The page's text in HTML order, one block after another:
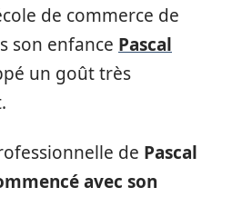
de commerce de
son enfance Pascal
un goût très
de Pascal
avec son